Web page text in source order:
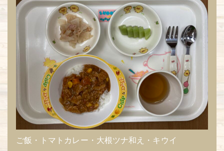
ご飯・トマトカレー・大根ツナ和え・キウイ